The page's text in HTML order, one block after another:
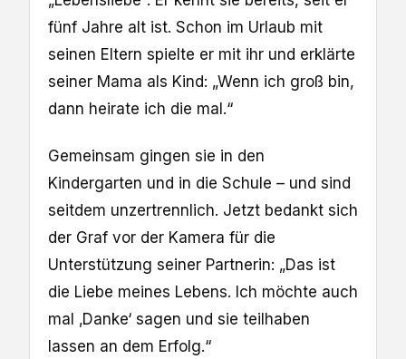
fünf Jahre alt ist. Schon im Urlaub mit
seinen Eltern spielte er mit ihr und erklärte
seiner Mama als Kind: „Wenn ich groß bin,
dann heirate ich die mal.“
Gemeinsam gingen sie in den
Kindergarten und in die Schule – und sind
seitdem unzertrennlich. Jetzt bedankt sich
der Graf vor der Kamera für die
Unterstützung seiner Partnerin: „Das ist
die Liebe meines Lebens. Ich möchte auch
mal ‚Danke‘ sagen und sie teilhaben
lassen an dem Erfolg.“